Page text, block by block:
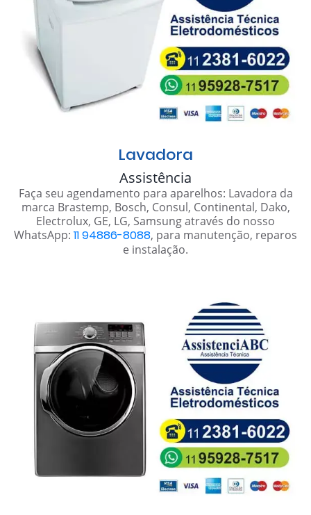
Lavadora
Assistência
Faça seu agendamento para aparelhos: Lavadora da
marca Brastemp, Bosch, Consul, Continental, Dako,
Electrolux, GE, LG, Samsung através do nosso
WhatsApp: 11 94886-8088, para manutenção, reparos
e instalação.